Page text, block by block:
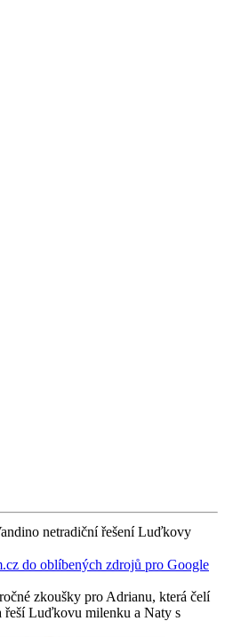
netradiční řešení Luďkovy
do oblíbených zdrojů pro Google
zkoušky pro Adrianu, která čelí
řeší Luďkovu milenku a Naty s